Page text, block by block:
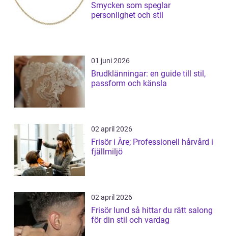
Smycken som speglar
personlighet och stil
01 juni 2026
Brudklänningar: en guide till stil,
passform och känsla
02 april 2026
Frisör i Åre; Professionell hårvård i
fjällmiljö
02 april 2026
Frisör lund så hittar du rätt salong
för din stil och vardag